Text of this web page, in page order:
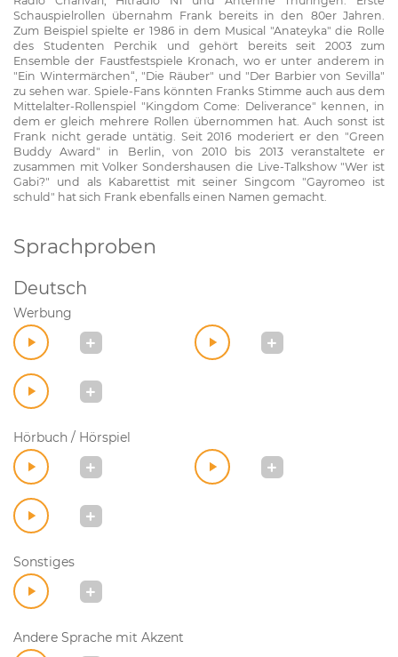
Schauspielrollen übernahm Frank bereits in den 80er Jahren.
Zum Beispiel spielte er 1986 in dem Musical "Anateyka" die Rolle
des Studenten Perchik und gehört bereits seit 2003 zum
Ensemble der Faustfestspiele Kronach, wo er unter anderem in
"Ein Wintermärchen“, "Die Räuber" und "Der Barbier von Sevilla"
zu sehen war. Spiele-Fans könnten Franks Stimme auch aus dem
Mittelalter-Rollenspiel "Kingdom Come: Deliverance" kennen, in
dem er gleich mehrere Rollen übernommen hat. Auch sonst ist
Frank nicht gerade untätig. Seit 2016 moderiert er den "Green
Buddy Award" in Berlin, von 2010 bis 2013 veranstaltete er
zusammen mit Volker Sondershausen die Live-Talkshow "Wer ist
Gabi?" und als Kabarettist mit seiner Singcom "Gayromeo ist
schuld" hat sich Frank ebenfalls einen Namen gemacht.
Sprachproben
Deutsch
Werbung
Hörbuch / Hörspiel
Sonstiges
Andere Sprache mit Akzent